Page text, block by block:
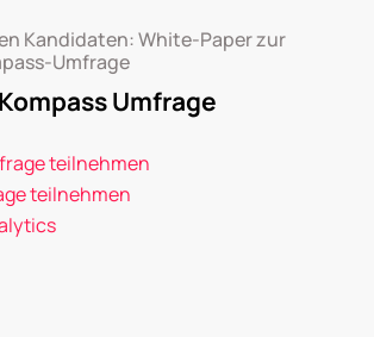
Kandidaten: White-Paper zur
Umfrage
Umfrage
teilnehmen
teilnehmen